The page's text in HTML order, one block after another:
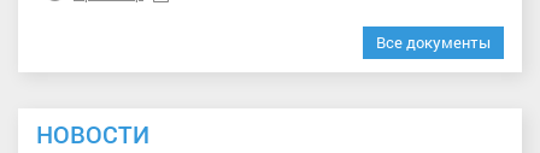
Все документы
НОВОСТИ